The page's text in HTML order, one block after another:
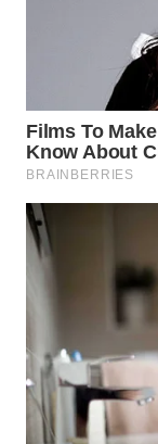
TANJUNG
LESUNG
KARO
SIMALUNGUN
WN
LABUHANBATU
WN